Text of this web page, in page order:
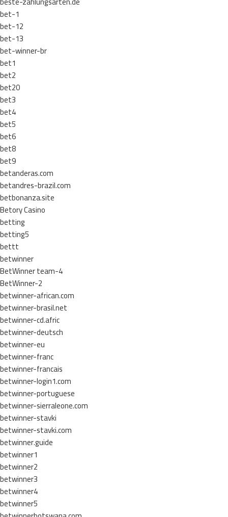
bet-1
bet-12
bet-13
bet-winner-br
bet1
bet2
bet20
bet3
bet4
bet5
bet6
bet8
bet9
betanderas.com
betandres-brazil.com
betbonanza.site
Betory Casino
betting
betting5
bettt
betwinner
BetWinner team-4
BetWinner-2
betwinner-african.com
betwinner-brasil.net
betwinner-cd.afric
betwinner-deutsch
betwinner-eu
betwinner-franc
betwinner-francais
betwinner-login1.com
betwinner-portuguese
betwinner-sierraleone.com
betwinner-stavki
betwinner-stavki.com
betwinner.guide
betwinner1
betwinner2
betwinner3
betwinner4
betwinner5